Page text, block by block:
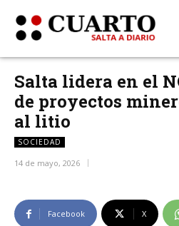
Salta lidera en el
de proyectos
al litio
SOCIEDAD
14 de mayo, 2026
Facebook X